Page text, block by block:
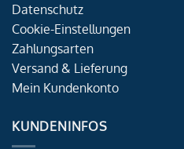
Datenschutz
Cookie-Einstellungen
Zahlungsarten
Versand & Lieferung
Mein Kundenkonto
KUNDENINFOS